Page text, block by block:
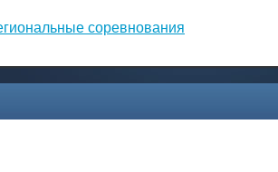
соревнования